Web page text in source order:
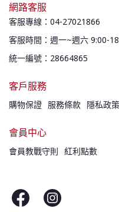
網路客服
客服專線：04-27021866
客服時間：週一~週六 9:00-
統一編號：28664865
客戶服務
購物保證 服務條款 隱私政策
會員中心
會員教戰守則 紅利點數